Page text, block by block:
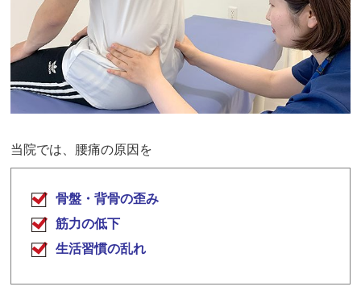
当院では、腰痛の原因を
骨盤・背骨の歪み
筋力の低下
生活習慣の乱れ